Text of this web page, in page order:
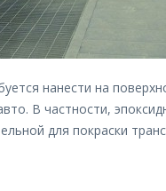
нанести на
В частности,
для покраски